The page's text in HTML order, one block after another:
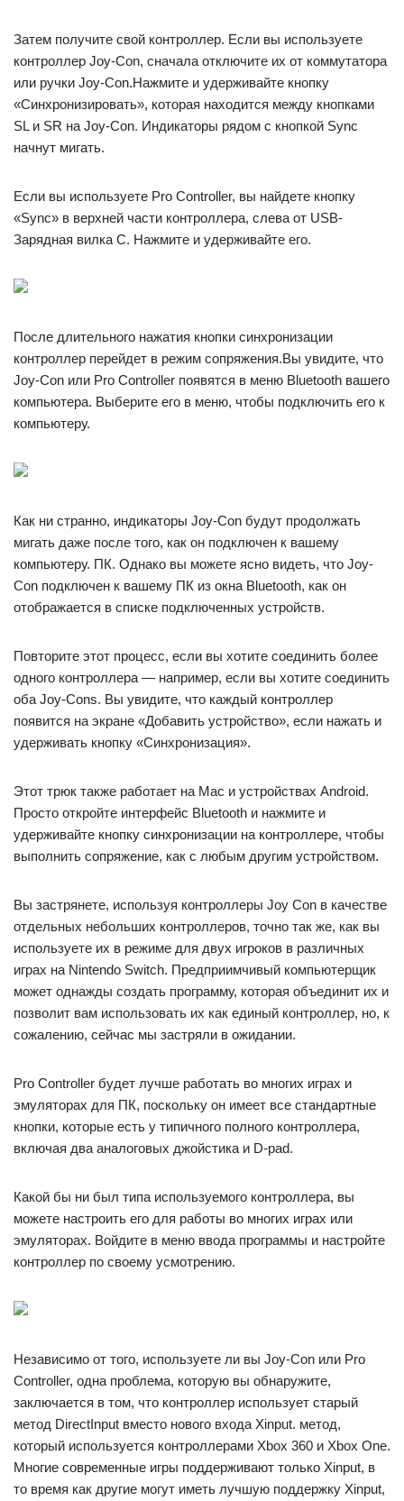
Затем получите свой контроллер. Если вы используете
контроллер Joy-Con, сначала отключите их от коммутатора
или ручки Joy-Con.Нажмите и удерживайте кнопку
«Синхронизировать», которая находится между кнопками
SL и SR на Joy-Con. Индикаторы рядом с кнопкой Sync
начнут мигать.
Если вы используете Pro Controller, вы найдете кнопку
«Sync» в верхней части контроллера, слева от USB-
Зарядная вилка C. Нажмите и удерживайте его.
После длительного нажатия кнопки синхронизации
контроллер перейдет в режим сопряжения.Вы увидите, что
Joy-Con или Pro Controller появятся в меню Bluetooth вашего
компьютера. Выберите его в меню, чтобы подключить его к
компьютеру.
Как ни странно, индикаторы Joy-Con будут продолжать
мигать даже после того, как он подключен к вашему
компьютеру. ПК. Однако вы можете ясно видеть, что Joy-
Con подключен к вашему ПК из окна Bluetooth, как он
отображается в списке подключенных устройств.
Повторите этот процесс, если вы хотите соединить более
одного контроллера — например, если вы хотите соединить
оба Joy-Cons. Вы увидите, что каждый контроллер
появится на экране «Добавить устройство», если нажать и
удерживать кнопку «Синхронизация».
Этот трюк также работает на Mac и устройствах Android.
Просто откройте интерфейс Bluetooth и нажмите и
удерживайте кнопку синхронизации на контроллере, чтобы
выполнить сопряжение, как с любым другим устройством.
Вы застрянете, используя контроллеры Joy Con в качестве
отдельных небольших контроллеров, точно так же, как вы
используете их в режиме для двух игроков в различных
играх на Nintendo Switch. Предприимчивый компьютерщик
может однажды создать программу, которая объединит их и
позволит вам использовать их как единый контроллер, но, к
сожалению, сейчас мы застряли в ожидании.
Pro Controller будет лучше работать во многих играх и
эмуляторах для ПК, поскольку он имеет все стандартные
кнопки, которые есть у типичного полного контроллера,
включая два аналоговых джойстика и D-pad.
Какой бы ни был типа используемого контроллера, вы
можете настроить его для работы во многих играх или
эмуляторах. Войдите в меню ввода программы и настройте
контроллер по своему усмотрению.
Независимо от того, используете ли вы Joy-Con или Pro
Controller, одна проблема, которую вы обнаружите,
заключается в том, что контроллер использует старый
метод DirectInput вместо нового входа Xinput. метод,
который используется контроллерами Xbox 360 и Xbox One.
Многие современные игры поддерживают только Xinput, в
то время как другие могут иметь лучшую поддержку Xinput,